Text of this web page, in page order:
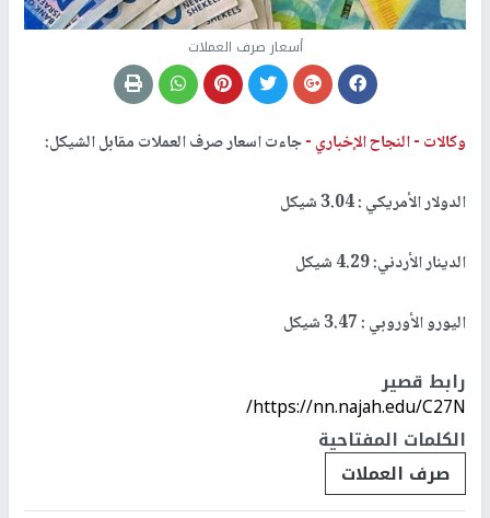
أسعار صرف العملات
وكالات -النجاح الإخباري -جاءت اسعار صرف العملات مقابل الشيكل:
الدولار الأمريكي : 3.04 شيكل
الدينار الأردني: 4.29 شيكل
اليورو الأوروبي : 3.47 شيكل
رابط قصير
https://nn.najah.edu/C27N/
الكلمات المفتاحية
صرف العملات